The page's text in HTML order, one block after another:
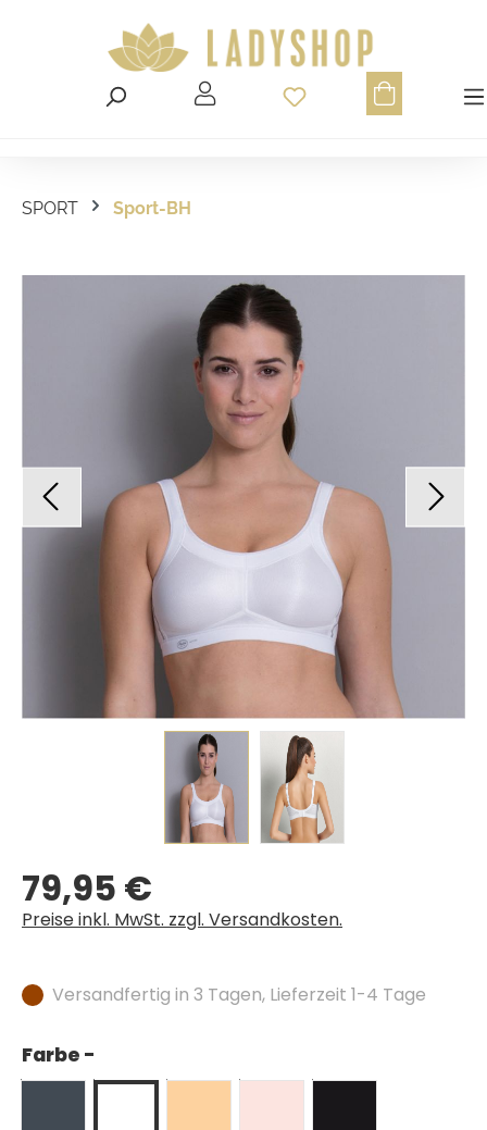
Du hast 0
SPORT Sport-BH
Bildergalerie überspringen
Regulärer Preis:
79,95 €
Preise inkl. MwSt. zzgl. Versandkosten.
Versandfertig in 3 Tagen, Lieferzeit 1-4 Tage
Farbe -